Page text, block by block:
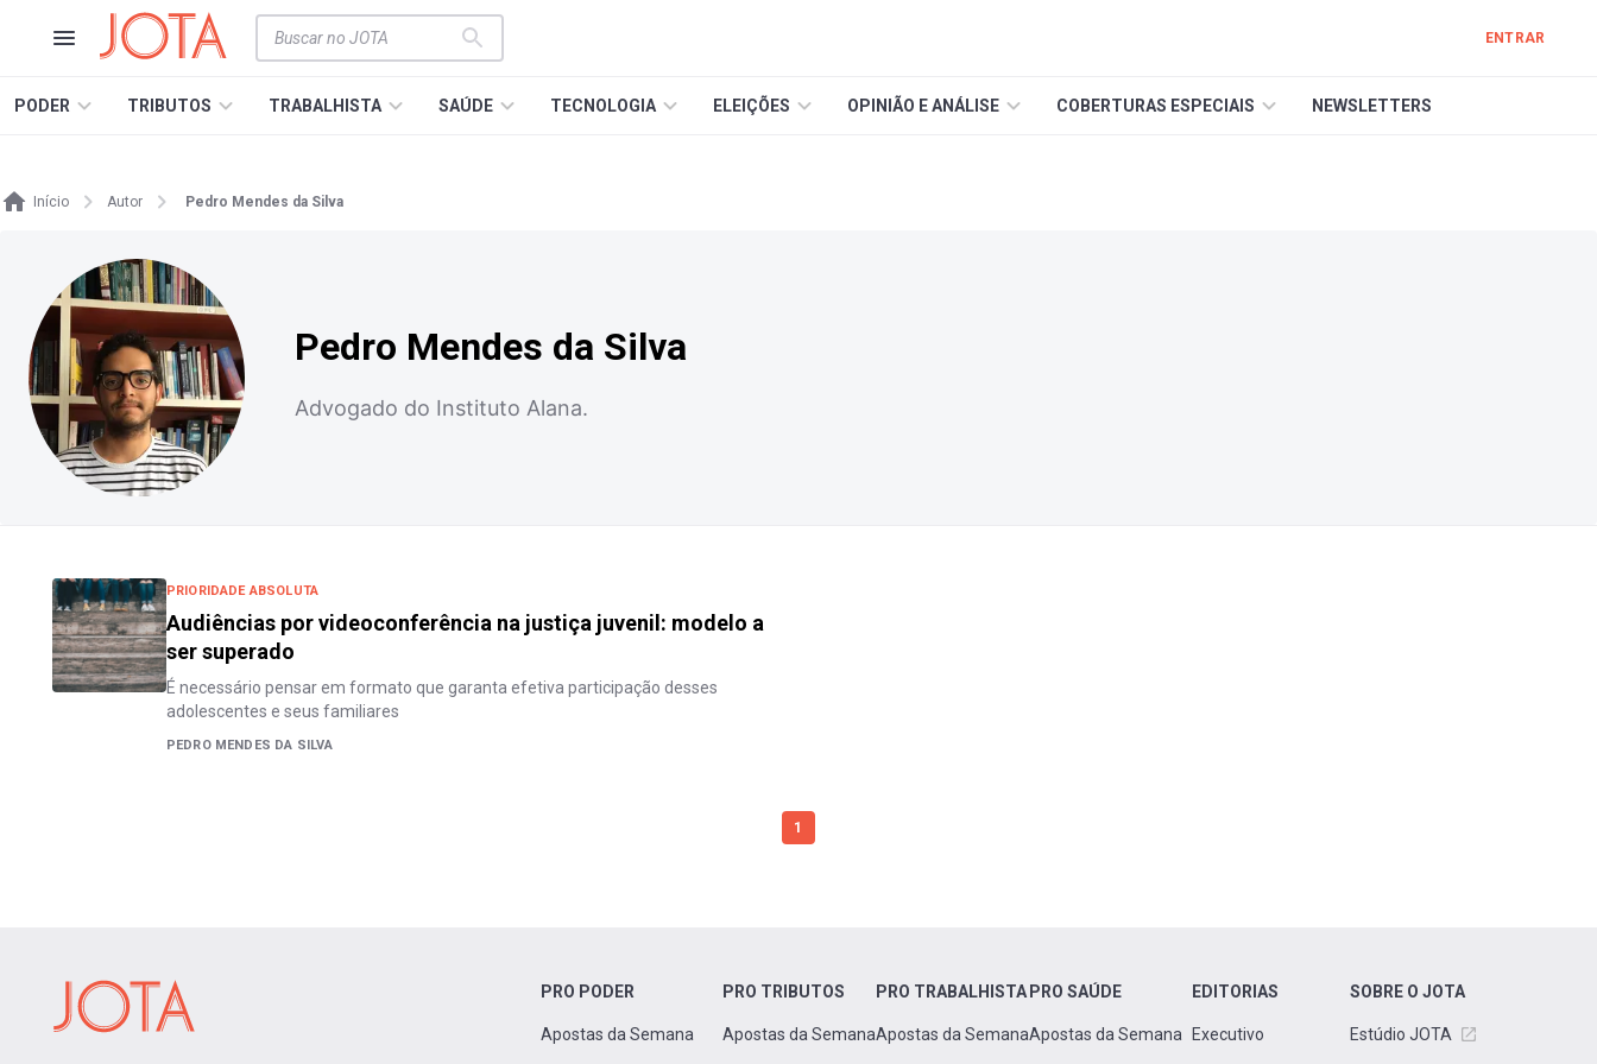
ENTRAR
PODER TRIBUTOS TRABALHISTA SAÚDE TECNOLOGIA ELEIÇÕES OPINIÃO E ANÁLISE COBERTURAS ESPECIAIS NEWSLETTERS
Início Autor Pedro Mendes da Silva
Pedro Mendes da Silva
Advogado do Instituto Alana.
PRIORIDADE ABSOLUTA
Audiências por videoconferência na justiça juvenil: modelo a
ser superado
É necessário pensar em formato que garanta efetiva participação desses
adolescentes e seus familiares
PEDRO MENDES DA SILVA
1
PRO PODER
Apostas da Semana
PRO TRIBUTOS
Apostas da Semana
PRO TRABALHISTA
Apostas da Semana
PRO SAÚDE
Apostas da Semana
EDITORIAS
Executivo
SOBRE O JOTA
Estúdio JOTA